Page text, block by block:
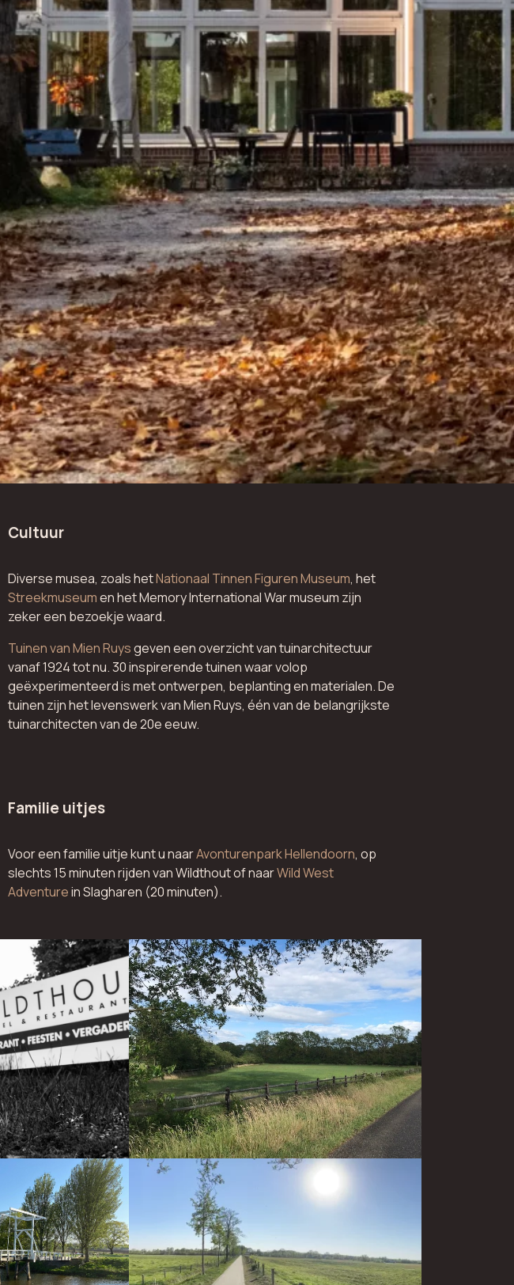
Cultuur
Diverse musea, zoals hetNationaal Tinnen Figuren Museum, het
Streekmuseumen het Memory International War museum zijn
zeker een bezoekje waard.
Tuinen van Mien Ruysgeven een overzicht van tuinarchitectuur
vanaf 1924 tot nu. 30 inspirerende tuinen waar volop
geëxperimenteerd is met ontwerpen, beplanting en materialen. De
tuinen zijn het levenswerk van Mien Ruys, één van de belangrijkste
tuinarchitecten van de 20e eeuw.
Familie uitjes
Voor een familie uitje kunt u naarAvonturenpark Hellendoorn, op
slechts 15 minuten rijden van Wildthout of naarWild West
Adventurein Slagharen (20 minuten).